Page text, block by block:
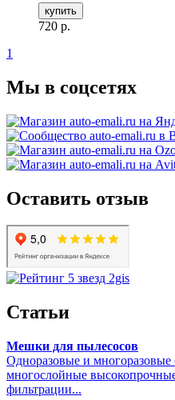
купить
720 р.
1
Мы в соцсетях
Оставить отзыв
Статьи
Мешки для пылесосов
Одноразовые и многоразовые
многослойные
фильтрации...